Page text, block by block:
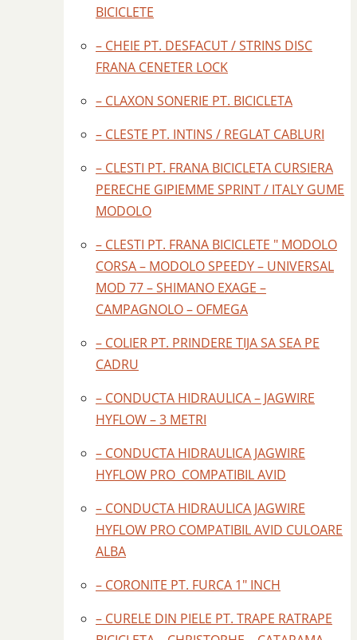
BICICLETE
– CHEIE PT. DESFACUT / STRINS DISC
FRANA CENETER LOCK
– CLAXON SONERIE PT. BICICLETA
– CLESTE PT. INTINS / REGLAT CABLURI
– CLESTI PT. FRANA BICICLETA CURSIERA
PERECHE GIPIEMME SPRINT / ITALY GUME
MODOLO
– CLESTI PT. FRANA BICICLETE " MODOLO
CORSA – MODOLO SPEEDY – UNIVERSAL
MOD 77 – SHIMANO EXAGE –
CAMPAGNOLO – OFMEGA
– COLIER PT. PRINDERE TIJA SA SEA PE
CADRU
– CONDUCTA HIDRAULICA – JAGWIRE
HYFLOW – 3 METRI
– CONDUCTA HIDRAULICA JAGWIRE
HYFLOW PRO COMPATIBIL AVID
– CONDUCTA HIDRAULICA JAGWIRE
HYFLOW PRO COMPATIBIL AVID CULOARE
ALBA
– CORONITE PT. FURCA 1" INCH
– CURELE DIN PIELE PT. TRAPE RATRAPE